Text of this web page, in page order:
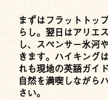
まずはフラットトッ
らし。翌日はアリエ
し、スペンサー氷河
きます。ハイキング
れも現地の英語ガイ
自然を満喫しながら
さい。